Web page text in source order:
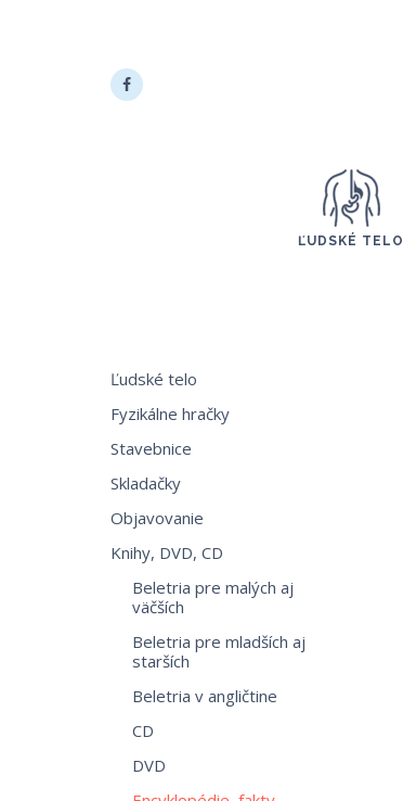
ĽUDSKÉ TELO
Ľudské telo
Fyzikálne hračky
Stavebnice
Skladačky
Objavovanie
Knihy, DVD, CD
Beletria pre malých aj
väčších
Beletria pre mladších aj
starších
Beletria v angličtine
CD
DVD